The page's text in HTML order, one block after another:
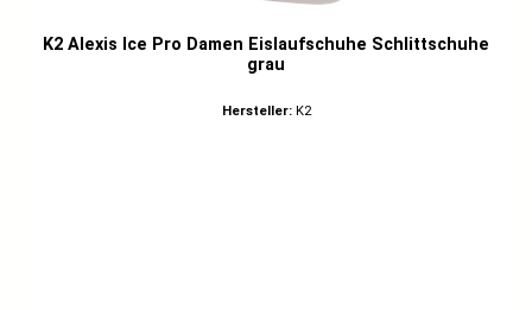
K2 Alexis Ice Pro Damen Eislaufschuhe Schlittschuhe
grau
Hersteller: K2